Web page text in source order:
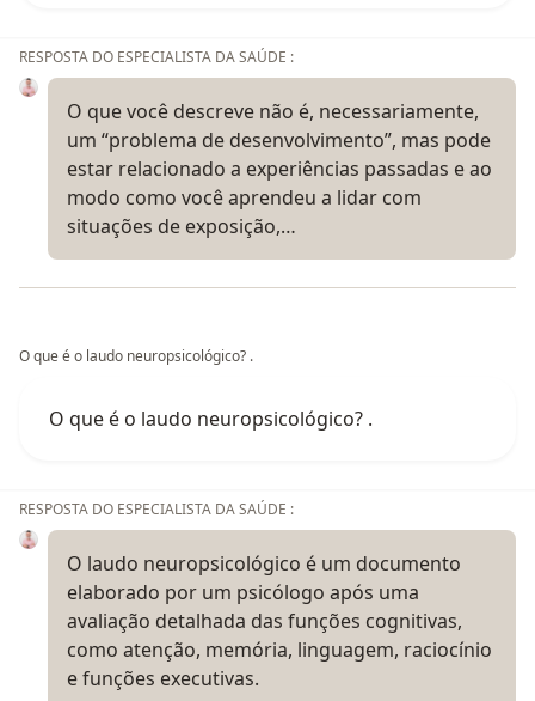
RESPOSTA DO ESPECIALISTA DA SAÚDE :
O que você descreve não é, necessariamente,
um “problema de desenvolvimento”, mas pode
estar relacionado a experiências passadas e ao
modo como você aprendeu a lidar com
situações de exposição,…
O que é o laudo neuropsicológico? .
O que é o laudo neuropsicológico? .
RESPOSTA DO ESPECIALISTA DA SAÚDE :
O laudo neuropsicológico é um documento
elaborado por um psicólogo após uma
avaliação detalhada das funções cognitivas,
como atenção, memória, linguagem, raciocínio
e funções executivas.